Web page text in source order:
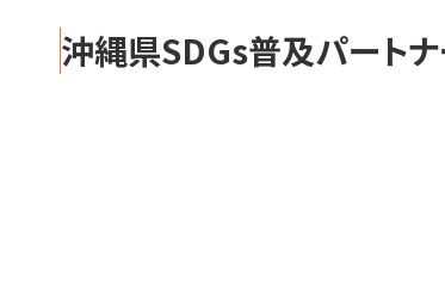
沖縄県SDGs普及パート